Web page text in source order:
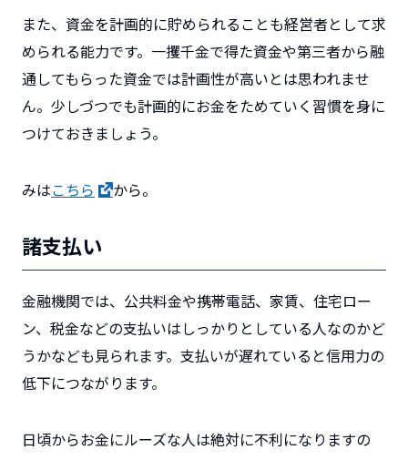
また、資金を計画的に貯められることも経営者として求
められる能力です。一攫千金で得た資金や第三者から融
通してもらった資金では計画性が高いとは思われませ
ん。少しづつでも計画的にお金をためていく習慣を身に
つけておきましょう。
みはこちら から。
諸支払い
金融機関では、公共料金や携帯電話、家賃、住宅ロー
ン、税金などの支払いはしっかりとしている人なのかど
うかなども見られます。支払いが遅れていると信用力の
低下につながります。
日頃からお金にルーズな人は絶対に不利になりますの